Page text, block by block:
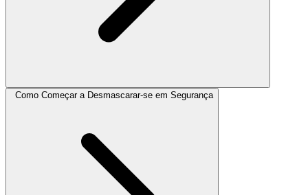
Como Começar a Desmascarar-se em Segurança